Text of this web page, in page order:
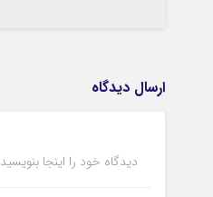
ارسال دیدگاه
دیدگاه خود را اینجا بنویسید